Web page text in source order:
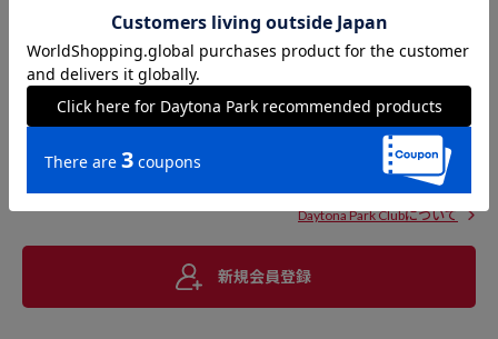
Daytona Park Clubについて
新規会員登録